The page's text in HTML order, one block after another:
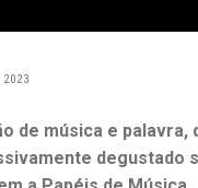
de música e
degustado